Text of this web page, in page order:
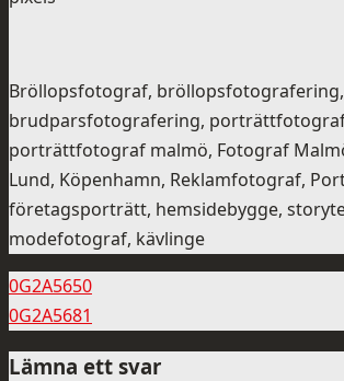
Bröllopsfotograf, bröllopsfotografering,
brudparsfotografering,
porträttfotograf malmö, Fotograf
Lund, Köpenhamn, Reklamfotograf,
företagsporträtt, hemsidebygge,
modefotograf, kävlinge
0G2A5650
0G2A5681
Lämna ett svar